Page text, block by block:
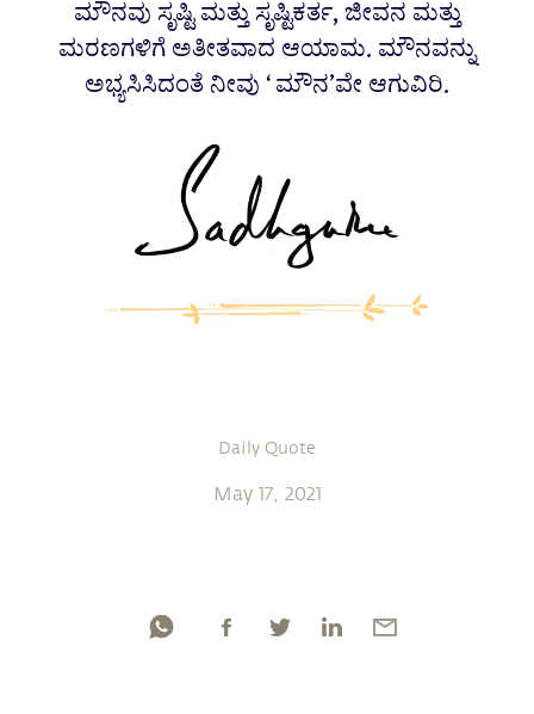
ಮೌನವು ಸೃಷ್ಟಿ ಮತ್ತು ಸೃಷ್ಟಿಕರ್ತ, ಜೀವನ ಮತ್ತು
ಮರಣಗಳಿಗೆ ಅತೀತವಾದ ಆಯಾಮ. ಮೌನವನ್ನು
ಅಭ್ಯಸಿಸಿದಂತೆ ನೀವು ‘ಮೌನ’ವೇ ಆಗುವಿರಿ.
Daily Quote
May 17, 2021